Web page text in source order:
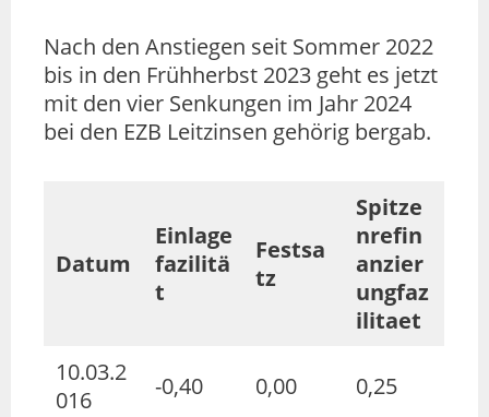
Nach den Anstiegen seit Sommer 2022
bis in den Frühherbst 2023 geht es jetzt
mit den vier Senkungen im Jahr 2024
bei den EZB Leitzinsen gehörig bergab.
Datum
Einlage
fazilitä
t
Festsa
tz
Spitze
nrefin
anzier
ungfaz
ilitaet
10.03.2
016
-0,40 0,00 0,25